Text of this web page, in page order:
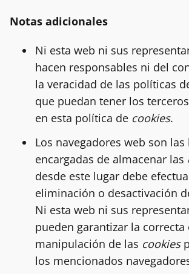
Notas adicionales
Ni esta web ni sus
hacen responsables ni del
la veracidad de las políticas
que puedan tener los
en esta política de cookies.
Los navegadores web son
encargadas de almacenar las
desde este lugar debe
eliminación o desactivación
Ni esta web ni sus
pueden garantizar la
manipulación de las cookies
los mencionados